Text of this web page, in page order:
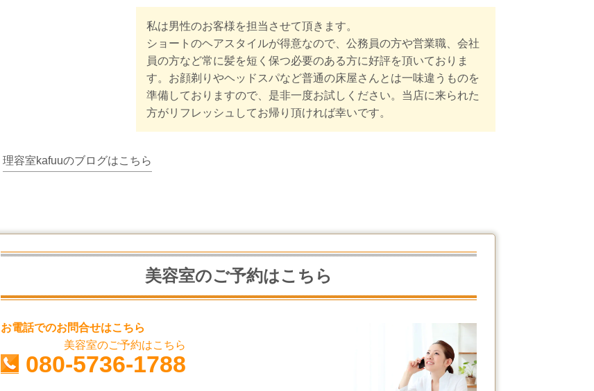
私は男性のお客様を担当させて頂きます。
ショートのヘアスタイルが得意なので、公務員の方や営業職、会社
員の方など常に髪を短く保つ必要のある方に好評を頂いておりま
す。お顔剃りやヘッドスパなど普通の床屋さんとは一味違うものを
準備しておりますので、是非一度お試しください。当店に来られた
方がリフレッシュしてお帰り頂ければ幸いです。
理容室kafuuのブログはこちら
美容室のご予約はこちら
お電話でのお問合せはこちら
美容室のご予約はこちら
080-5736-1788